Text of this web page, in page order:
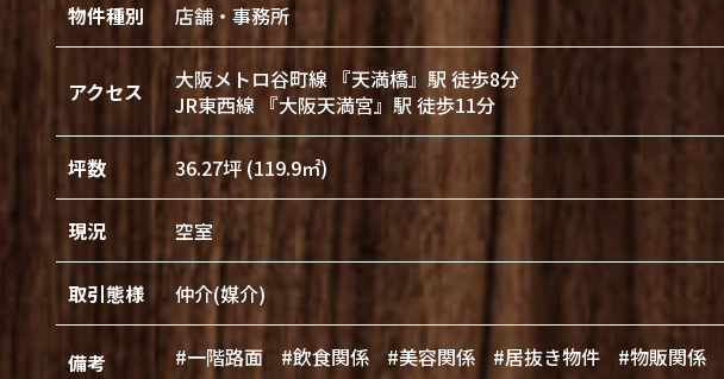
物件種別 店舗・事務所
アクセス
大阪メトロ谷町線 『天満橋』駅 徒歩8分
JR東西線 『大阪天満宮』駅 徒歩11分
坪数 36.27坪 (119.9㎡)
現況 空室
取引態様 仲介(媒介)
備考 #一階路面 #飲食関係 #美容関係 #居抜き物件 #物販関係